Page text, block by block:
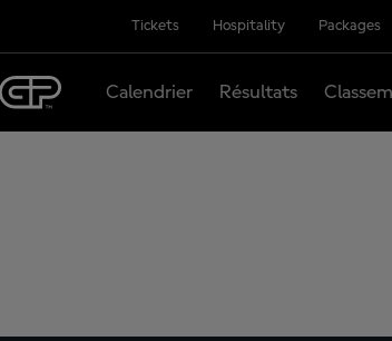
Tickets Hospitality Packages
Calendrier Résultats